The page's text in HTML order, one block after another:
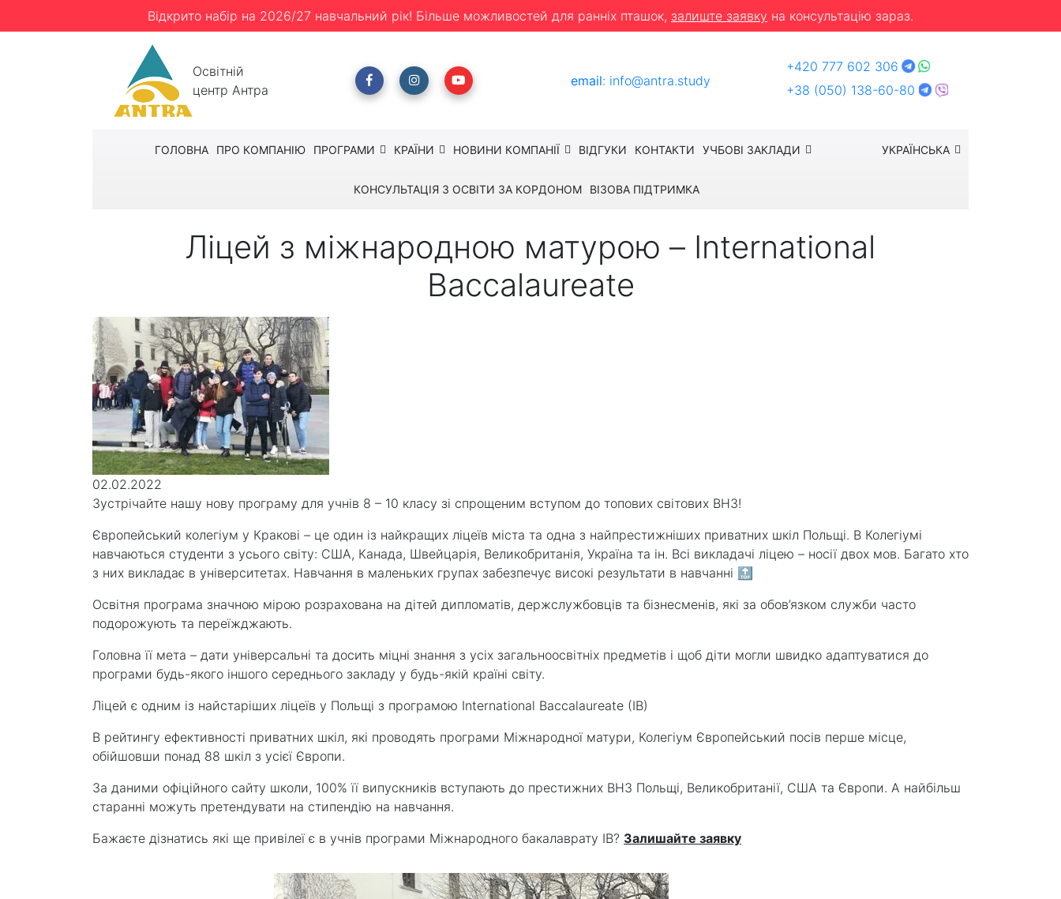
Відкрито набір на 2026/27 навчальний рік! Більше можливостей для ранніх пташок, залиште заявку на консультацію зараз.
Освітній
центр Антра
email: info@antra.study
+420 777 602 306
+38 (050) 138-60-80
ГОЛОВНА ПРО КОМПАНІЮ ПРОГРАМИ УКРАЇНСЬКА
КРАЇНИ НОВИНИ КОМПАНІЇ ВІДГУКИ КОНТАКТИ УЧБОВІ ЗАКЛАДИ
КОНСУЛЬТАЦІЯ З ОСВІТИ ЗА КОРДОНОМ ВІЗОВА ПІДТРИМКА
Ліцей з міжнародною матурою – International
Baccalaureate
02.02.2022
Зустрічайте нашу нову програму для учнів 8 – 10 класу зі спрощеним вступом до топових світових ВНЗ!
Європейський колегіум у Кракові – це один із найкращих ліцеїв міста та одна з найпрестижніших приватних шкіл Польщі. В Колегіумі
навчаються студенти з усього світу: США, Канада, Швейцарія, Великобританія, Україна та ін. Всі викладачі ліцею – носії двох мов. Багато хто
з них викладає в університетах. Навчання в маленьких групах забезпечує високі результати в навчанні 🔝
Освітня програма значною мірою розрахована на дітей дипломатів, держслужбовців та бізнесменів, які за обов’язком служби часто
подорожують та переїжджають.
Головна її мета – дати універсальні та досить міцні знання з усіх загальноосвітніх предметів і щоб діти могли швидко адаптуватися до
програми будь-якого іншого середнього закладу у будь-якій країні світу.
Ліцей є одним із найстаріших ліцеїв у Польщі з програмою International Baccalaureate (IB)
В рейтингу ефективності приватних шкіл, які проводять програми Міжнародної матури, Колегіум Європейський посів перше місце,
обійшовши понад 88 шкіл з усієї Європи.
За даними офіційного сайту школи, 100% її випускників вступають до престижних ВНЗ Польщі, Великобританії, США та Європи. А найбільш
старанні можуть претендувати на стипендію на навчання.
Бажаєте дізнатись які ще привілеї є в учнів програми Міжнародного бакалаврату ІВ? Залишайте заявку